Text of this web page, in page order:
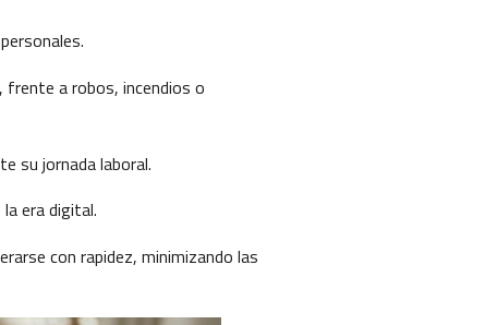
frente a robos, incendios o
su jornada laboral.
era digital.
con rapidez, minimizando las